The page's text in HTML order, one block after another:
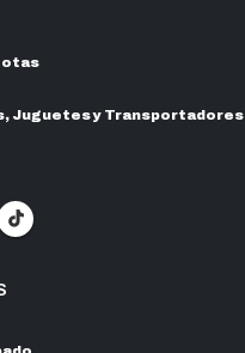
Juguetes y Transportadores